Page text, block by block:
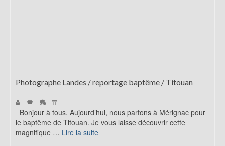
Photographe Landes / reportage baptême / Titouan
| | |
Bonjour à tous. Aujourd’hui, nous partons à Mérignac pour
le baptême de Titouan. Je vous laisse découvrir cette
magnifique … Lire la suite